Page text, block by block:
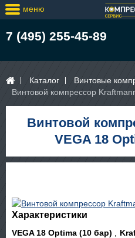
меню
7 (495) 255-45-89
Каталог
Винтовые
Винтовой компрессор
Винтовой
VEGA 18
Характеристики
VEGA 18 Optima (10 бар)